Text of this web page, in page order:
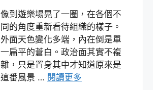
像到遊樂場晃了一圈，在各個不
同的角度重新看待組織的樣子。
外面天色變化多端，內在倒是單
一扁平的蒼白。政治面其實不複
雜，只是置身其中才知道原來是
這番風景 … 閱讀更多